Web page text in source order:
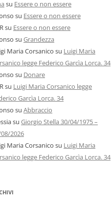
su Essere o non essere
su Essere o non essere
su Essere o non essere
su Grandezza
Maria Corsanico su Luigi Maria
legge Federico Garcìa Lorca. 34
su Donare
su Luigi Maria Corsanico legge
Garcìa Lorca. 34
su Abbraccio
su Giorgio Stella 30/04/1975 –
2026
Maria Corsanico su Luigi Maria
legge Federico Garcìa Lorca. 34